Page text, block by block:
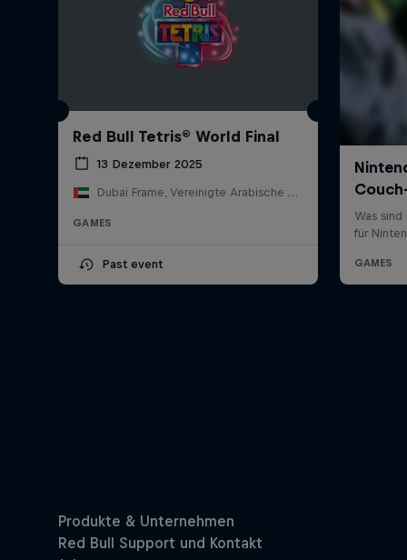
Red Bull Tetris® World Final
13 Dezember 2025
Dubai Frame, Vereinigte Arabische Emirate
GAMES
Past event